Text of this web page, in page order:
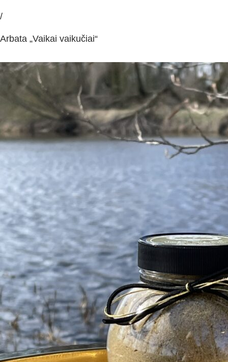
/
Arbata „Vaikai vaikučiai“